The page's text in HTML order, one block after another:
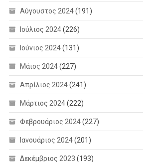
Αύγουστος 2024(191)
Ιούλιος 2024(226)
Ιούνιος 2024(131)
Μάιος 2024(227)
Απρίλιος 2024(241)
Μάρτιος 2024(222)
Φεβρουάριος 2024(227)
Ιανουάριος 2024(201)
Δεκέμβριος 2023 (193)